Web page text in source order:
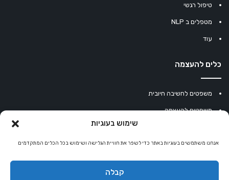
שימוש בעוגיות
אנחנו משתמשים בעוגיות באתר כדי לשפר את חוויית הגלישה ושימוש בכל הכלים המתקדמים
קבלה
טיפול רגשי
מטפלים ב NLP
עוד
כלים להעצמה
משפטים לחשיבה חיובית
משפטים להעצמה
מחשבון נומרולוגיה
קריסטלים למזלות